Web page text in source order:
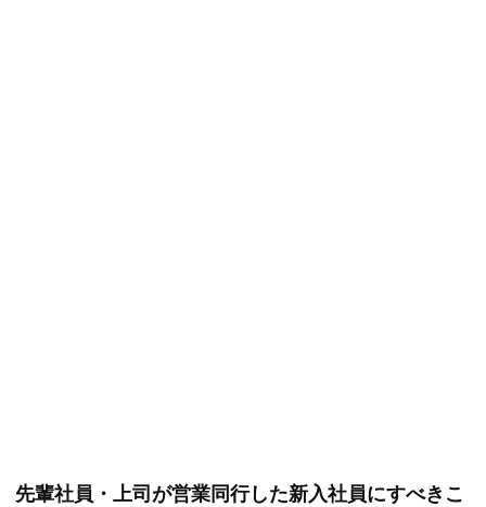
先輩社員・上司が営業同行した新入社員にすべきこ